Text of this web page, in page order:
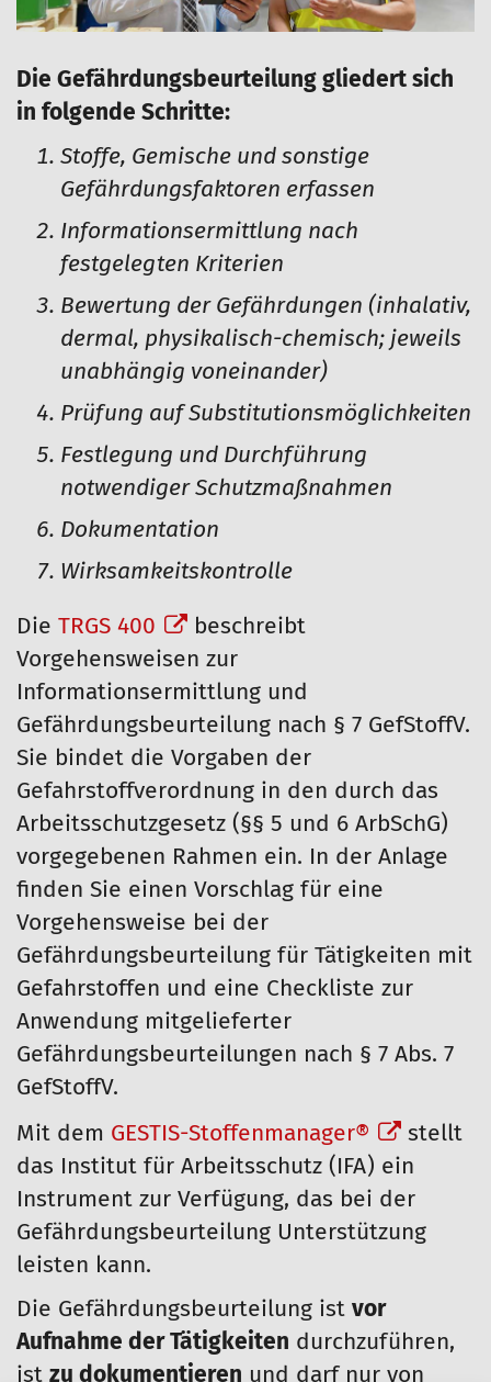
Die Gefährdungsbeurteilung gliedert sich
in folgende Schritte:
Stoffe, Gemische und sonstige
Gefährdungsfaktoren erfassen
Informationsermittlung nach
festgelegten Kriterien
Bewertung der Gefährdungen (inhalativ,
dermal, physikalisch-chemisch; jeweils
unabhängig voneinander)
Prüfung auf Substitutionsmöglichkeiten
Festlegung und Durchführung
notwendiger Schutzmaßnahmen
Dokumentation
Wirksamkeitskontrolle
Die TRGS 400
beschreibt
Vorgehensweisen zur
Informationsermittlung und
Gefährdungsbeurteilung nach § 7 GefStoffV.
Sie bindet die Vorgaben der
Gefahrstoffverordnung in den durch das
Arbeitsschutzgesetz (§§ 5 und 6 ArbSchG)
vorgegebenen Rahmen ein. In der Anlage
finden Sie einen Vorschlag für eine
Vorgehensweise bei der
Gefährdungsbeurteilung für Tätigkeiten mit
Gefahrstoffen und eine Checkliste zur
Anwendung mitgelieferter
Gefährdungsbeurteilungen nach § 7 Abs. 7
GefStoffV.
Mit dem GESTIS-Stoffenmanager®
stellt
das Institut für Arbeitsschutz (IFA) ein
Instrument zur Verfügung, das bei der
Gefährdungsbeurteilung Unterstützung
leisten kann.
Die Gefährdungsbeurteilung ist vor
Aufnahme der Tätigkeiten durchzuführen,
ist zu dokumentieren und darf nur von